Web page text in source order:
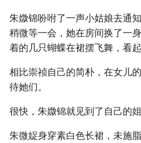
朱媺锦吩咐了一声小姑娘去通
稍微等一会，她在房间换了一
着的几只蝴蝶在裙摆飞舞，看起
相比崇祯自己的简朴，在女儿
待她们。
很快，朱媺锦就见到了自己的姐
朱微娖身穿素白色长裙，未施